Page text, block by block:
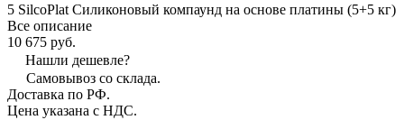
5 SilcoPlat Силиконовый компаунд на основе платины (5+5 кг)
Все описание
10 675 руб.
Нашли дешевле?
Самовывоз со склада.
Доставка по РФ.
Цена указана с НДС.